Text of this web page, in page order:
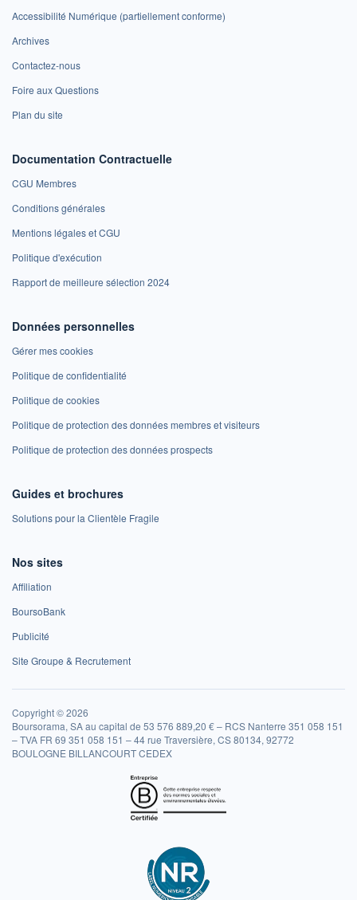
Accessibilité Numérique (partiellement conforme)
Archives
Contactez-nous
Foire aux Questions
Plan du site
Documentation Contractuelle
CGU Membres
Conditions générales
Mentions légales et CGU
Politique d'exécution
Rapport de meilleure sélection 2024
Données personnelles
Gérer mes cookies
Politique de confidentialité
Politique de cookies
Politique de protection des données membres et visiteurs
Politique de protection des données prospects
Guides et brochures
Solutions pour la Clientèle Fragile
Nos sites
Affiliation
BoursoBank
Publicité
Site Groupe & Recrutement
Copyright © 2026
Boursorama, SA au capital de 53 576 889,20 € – RCS Nanterre 351 058 151
– TVA FR 69 351 058 151 – 44 rue Traversière, CS 80134, 92772
BOULOGNE BILLANCOURT CEDEX